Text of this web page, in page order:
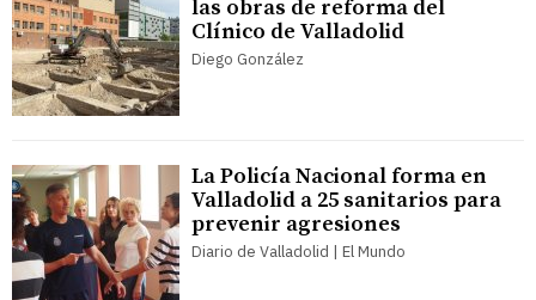
las obras de reforma del
Clínico de Valladolid
Diego González
La Policía Nacional forma en
Valladolid a 25 sanitarios para
prevenir agresiones
Diario de Valladolid | El Mundo